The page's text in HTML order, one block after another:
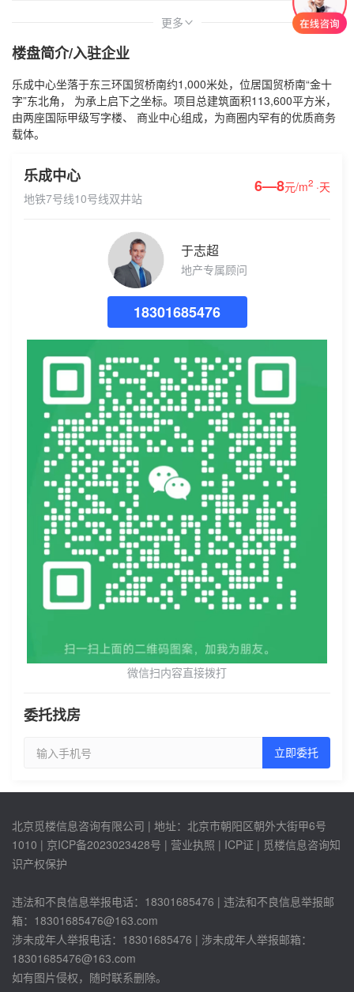
更多>
楼盘简介/入驻企业
乐成中心坐落于东三环国贸桥南约1,000米处，位居国贸桥南“金十
字”东北角， 为承上启下之坐标。项目总建筑面积113,600平方米，
由两座国际甲级写字楼、 商业中心组成，为商圈内罕有的优质商务
载体。
乐成中心
地铁7号线10号线双井站
6—8元/m2 ·天
于志超
地产专属顾问
18301685476
微信扫内容直接拨打
委托找房
立即委托
北京觅楼信息咨询有限公司 | 地址：北京市朝阳区朝外大街甲6号
1010 | 京ICP备2023023428号 | 营业执照 | ICP证 | 觅楼信息咨询知
识产权保护
违法和不良信息举报电话：18301685476 | 违法和不良信息举报邮
箱：18301685476@163.com
涉未成年人举报电话： 18301685476 | 涉未成年人举报邮箱：
18301685476@163.com
如有图片侵权，随时联系删除。